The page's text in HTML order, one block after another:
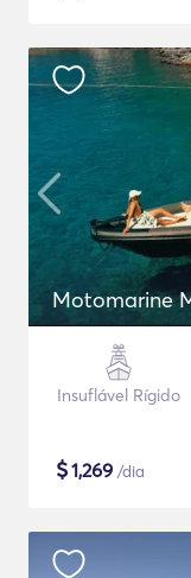
Motomarine
Insuflável Rígido
$1,269 /dia